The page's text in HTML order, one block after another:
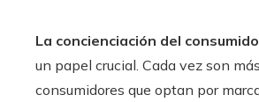
La concienciación del
un papel crucial. Cada vez son
consumidores que optan por